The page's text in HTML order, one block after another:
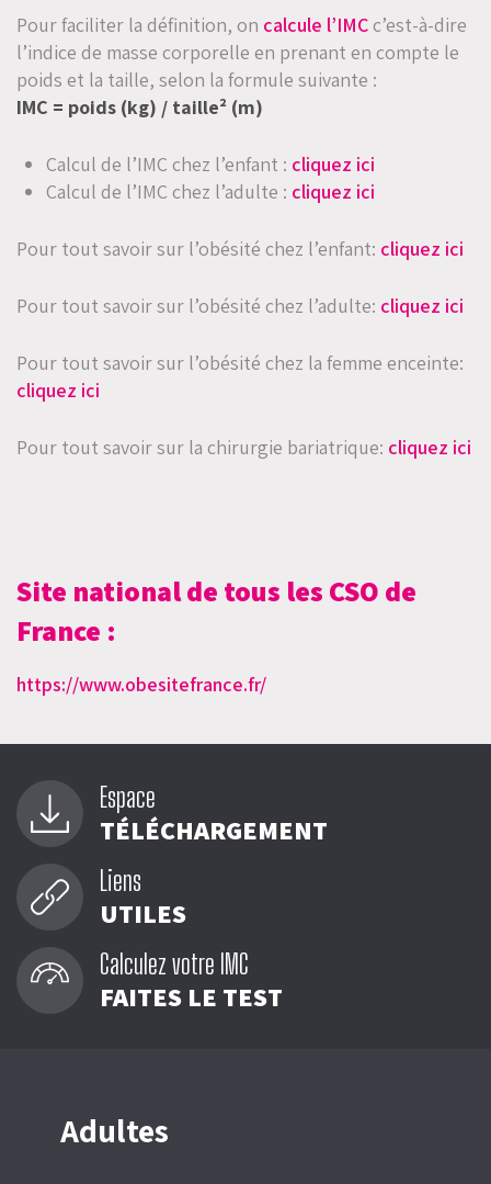
MÉDIAS
CONTACTEZ-NOUS
Ok
Espace pros
Pour faciliter la définition, on calcule l’IMCc’est-à-dire
l’indice de masse corporelle en prenant en compte le
poids et la taille, selon la formule suivante :
IMC = poids (kg) / taille² (m)
Calcul de l’IMC chez l’enfant : cliquez ici
Calcul de l’IMC chez l’adulte : cliquez ici
Pour tout savoir sur l’obésité chez l’enfant: cliquez ici
Pour tout savoir sur l’obésité chez l’adulte: cliquez ici
Pour tout savoir sur l’obésité chez la femme enceinte:
cliquez ici
Pour tout savoir sur la chirurgie bariatrique: cliquez ici
Site national de tous les CSO de
France :
https://www.obesitefrance.fr/
Espace
TÉLÉCHARGEMENT
Liens
UTILES
Calculez votre IMC
FAITES LE TEST
Adultes